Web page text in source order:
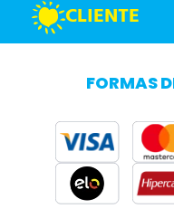
CLIENTE
FORMAS